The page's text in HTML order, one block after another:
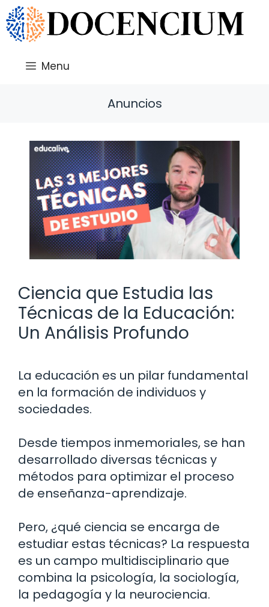
Saltar
al
contenido
Menu
Anuncios
Ciencia que Estudia las
Técnicas de la Educación:
Un Análisis Profundo
La educación es un pilar fundamental
en la formación de individuos y
sociedades.
Desde tiempos inmemoriales, se han
desarrollado diversas técnicas y
métodos para optimizar el proceso
de enseñanza-aprendizaje.
Pero, ¿qué ciencia se encarga de
estudiar estas técnicas? La respuesta
es un campo multidisciplinario que
combina la psicología, la sociología,
la pedagogía y la neurociencia.